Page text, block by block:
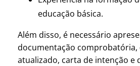
educação básica.
Além disso, é necessário
documentação
atualizado, carta de intenção e